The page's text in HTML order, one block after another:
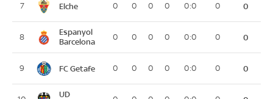
7 Elche 0 0 0 0 0:0 0 0
8
Espanyol
Barcelona
0 0 0 0 0:0 0 0
9 FC Getafe 0 0 0 0 0:0 0 0
UD